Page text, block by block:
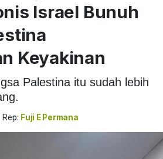
Israel Bunuh
Keyakinan
Palestina itu sudah lebih
Rep: Fuji E Permana